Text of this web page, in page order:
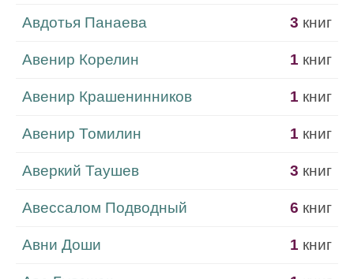
Авдотья Панаева 3 книг
Авенир Корелин 1 книг
Авенир Крашенинников 1 книг
Авенир Томилин 1 книг
Аверкий Таушев 3 книг
Авессалом Подводный 6 книг
Авни Доши 1 книг